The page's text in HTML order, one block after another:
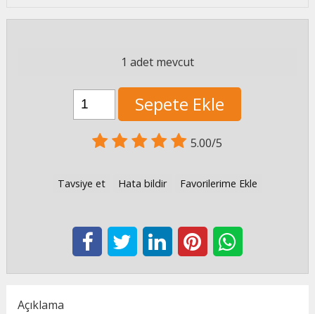
1 adet mevcut
Sepete Ekle
5.00/5
Tavsiye et Hata bildir Favorilerime Ekle
Açıklama